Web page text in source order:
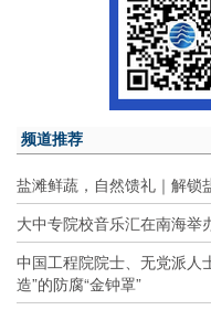
频道推荐
盐滩鲜蔬，自然馈礼｜解锁
大中专院校音乐汇在南海举
中国工程院院士、无党派人
造”的防腐“金钟罩”